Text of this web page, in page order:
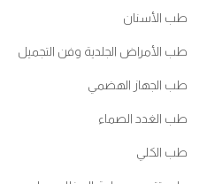
طب الأسنان
طب الأمراض الجلدية وفن التجميل
طب الجهاز الهضمي
طب الغدد الصماء
طب الكلي